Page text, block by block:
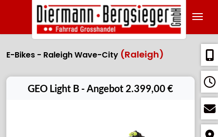
E-Bikes - Raleigh Wave-City (Raleigh)
GEO Light B - Angebot 2.399,00 €